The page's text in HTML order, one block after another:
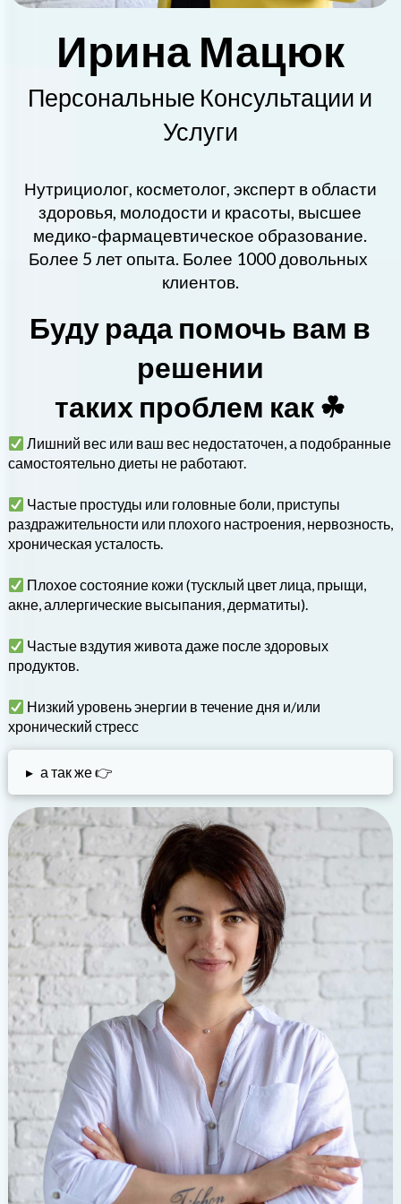
Ирина Мацюк
Персональные Консультации и
Услуги
Нутрициолог, косметолог, эксперт в области
здоровья, молодости и красоты, высшее
медико-фармацевтическое образование.
Более 5 лет опыта. Более 1000 довольных
клиентов.
Буду рада помочь вам в
решении
таких проблем как ☘
Лишний вес или ваш вес недостаточен, а подобранные
самостоятельно диеты не работают.
Частые простуды или головные боли, приступы
раздражительности или плохого настроения, нервозность,
хроническая усталость.
Плохое состояние кожи (тусклый цвет лица, прыщи,
акне, аллергические высыпания, дерматиты).
Частые вздутия живота даже после здоровых
продуктов.
Низкий уровень энергии в течение дня и/или
хронический стресс
▸ а так же 👉